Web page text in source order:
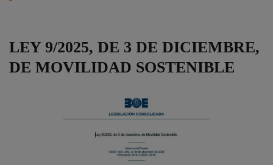
LEY 9/2025, DE 3 DE DICIEMBRE,
DE MOVILIDAD SOSTENIBLE